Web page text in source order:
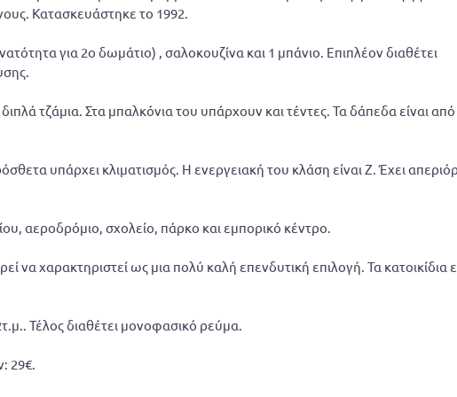
Κατασκευάστηκε το 1992.
για 2ο δωμάτιο) , σαλοκουζίνα και 1 μπάνιο. Επιπλέον διαθέτει
τζάμια. Στα μπαλκόνια του υπάρχουν και τέντες. Τα δάπεδα είναι από
υπάρχει κλιματισμός. Η ενεργειακή του κλάση είναι Ζ. Έχει
αεροδρόμιο, σχολείο, πάρκο και εμπορικό κέντρο.
να χαρακτηριστεί ως μια πολύ καλή επενδυτική επιλογή. Τα κατοικίδια
Τέλος διαθέτει μονοφασικό ρεύμα.
29€.